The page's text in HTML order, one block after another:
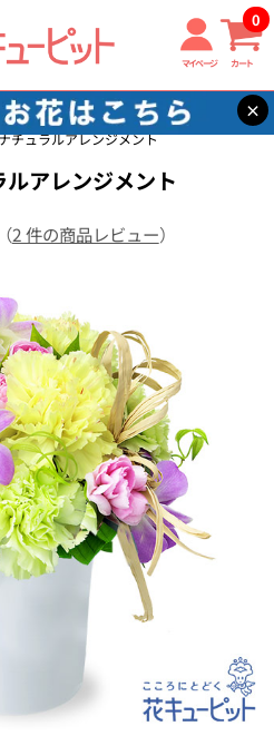
マイページ カート
0
×
日フラワーギフト
【家族に贈る誕生
チュラルアレンジメント
アレンジメント
（2 件の商品レビュー）